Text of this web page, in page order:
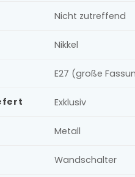
Nicht zutreffend
Nikkel
E27 (große
Exklusiv
Metall
Wandschalter